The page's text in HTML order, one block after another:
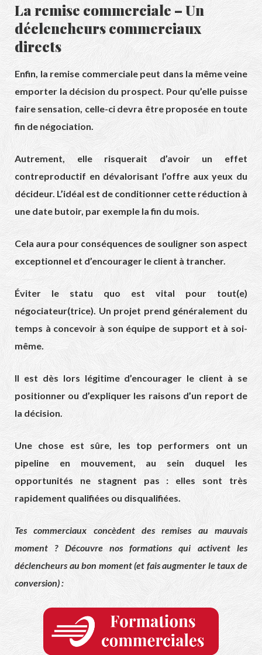
La remise commerciale – Un
déclencheurs commerciaux
directs
Enfin, la remise commerciale peut dans la même veine
emporter la décision du prospect. Pour qu’elle puisse
faire sensation, celle-ci devra être proposée en toute
fin de négociation.
Autrement, elle risquerait d’avoir un effet
contreproductif en dévalorisant l’offre aux yeux du
décideur. L’idéal est de conditionner cette réduction à
une date butoir, par exemple la fin du mois.
Cela aura pour conséquences de souligner son aspect
exceptionnel et d’encourager le client à trancher.
Éviter le statu quo est vital pour tout(e)
négociateur(trice). Un projet prend généralement du
temps à concevoir à son équipe de support et à soi-
même.
Il est dès lors légitime d’encourager le client à se
positionner ou d’expliquer les raisons d’un report de
la décision.
Une chose est sûre, les top performers ont un
pipeline en mouvement, au sein duquel les
opportunités ne stagnent pas : elles sont très
rapidement qualifiées ou disqualifiées.
Tes commerciaux concèdent des remises au mauvais
moment ? Découvre nos formations qui activent les
déclencheurs au bon moment (et fais augmenter le taux de
conversion) :